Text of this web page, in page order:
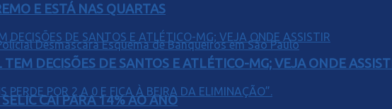
CAI PARA 14% AO ANO
E ESTÁ NAS QUARTAS
DECISÕES DE SANTOS E ATLÉTICO-MG; VEJA ONDE